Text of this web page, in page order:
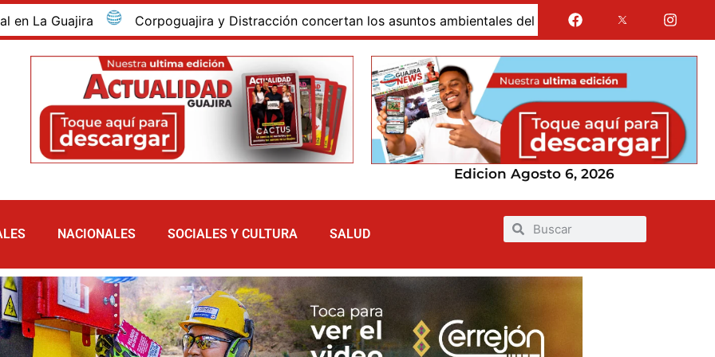
Corpoguajira y Distracción concertan los asuntos ambientales del nuevo EOT Alcaldía de Uribia
Edicion Agosto 6, 2026
NACIONALES SOCIALES Y CULTURA SALUD